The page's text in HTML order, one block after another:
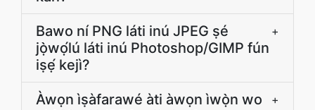
Bawo ní PNG láti inú JPEG ṣé
jọ̀wọ́lú láti inú Photoshop/GIMP fún
iṣẹ́ kejì?
+
Àwọn ìṣàfarawé àti àwọn ìwọ̀n wo
+